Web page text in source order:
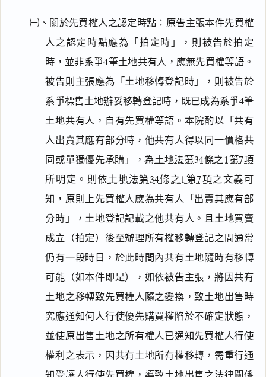
㈠、關於先買權人之認定時點：原告主張本件先買權
人之認定時點應為「拍定時」，則被告於拍定
時，並非系爭4筆土地共有人，應無先買權等語。
被告則主張應為「土地移轉登記時」，則被告於
系爭標售土地辦妥移轉登記時，既已成為系爭4筆
土地共有人，自有先買權等語。本院酌以「共有
人出賣其應有部分時，他共有人得以同一價格共
同或單獨優先承購」，為土地法第34條之1第7項
所明定。則依土地法第34條之1第7項之文義可
知，原則上先買權人應為共有人「出賣其應有部
分時」，土地登記記載之他共有人。且土地買賣
成立（拍定）後至辦理所有權移轉登記之間通常
仍有一段時日，於此時間內共有土地隨時有移轉
可能（如本件即是），如依被告主張，將因共有
土地之移轉致先買權人隨之變換，致土地出售時
究應通知何人行使優先購買權陷於不確定狀態，
並使原出售土地之所有權人已通知先買權人行使
權利之表示，因共有土地所有權移轉，需重行通